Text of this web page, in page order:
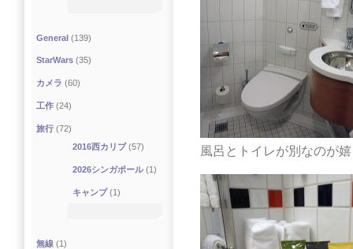
風呂とトイレが別なのが
General (139)
StarWars (35)
カメラ (60)
工作 (24)
旅行 (72)
2016西カリブ(57)
2026シンガポール(1)
キャンプ(1)
無線 (1)